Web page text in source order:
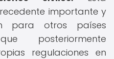
importante y
para otros países
posteriormente
regulaciones en